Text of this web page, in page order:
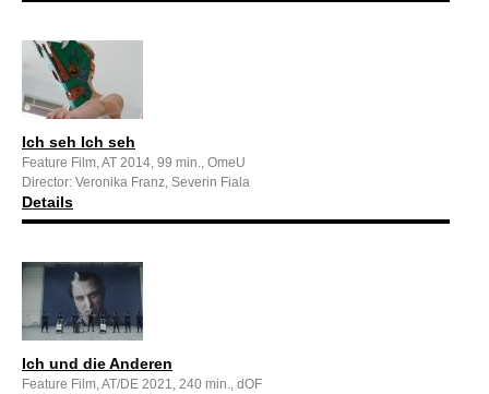
Ich seh Ich seh
Feature Film, AT 2014, 99 min., OmeU
Director: Veronika Franz, Severin Fiala
Details
Ich und die Anderen
Feature Film, AT/DE 2021, 240 min., dOF